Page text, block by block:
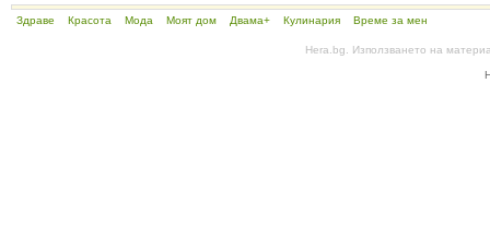
Здраве Красота Мода Моят дом Двама+ Кулинария Време за мен
Hera.bg. Използването на